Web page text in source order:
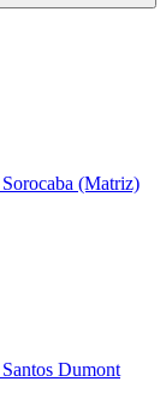
Sorocaba (Matriz)
Santos Dumont